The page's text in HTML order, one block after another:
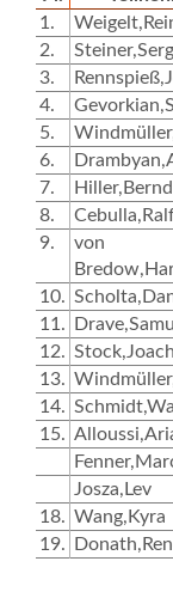
1.
2.
3.
4.
5.
6.
7.
Hiller,Bernd
8.
9.
von
10.
11.
12.
13.
14.
15.
Josza,Lev
18. Wang,Kyra
19.